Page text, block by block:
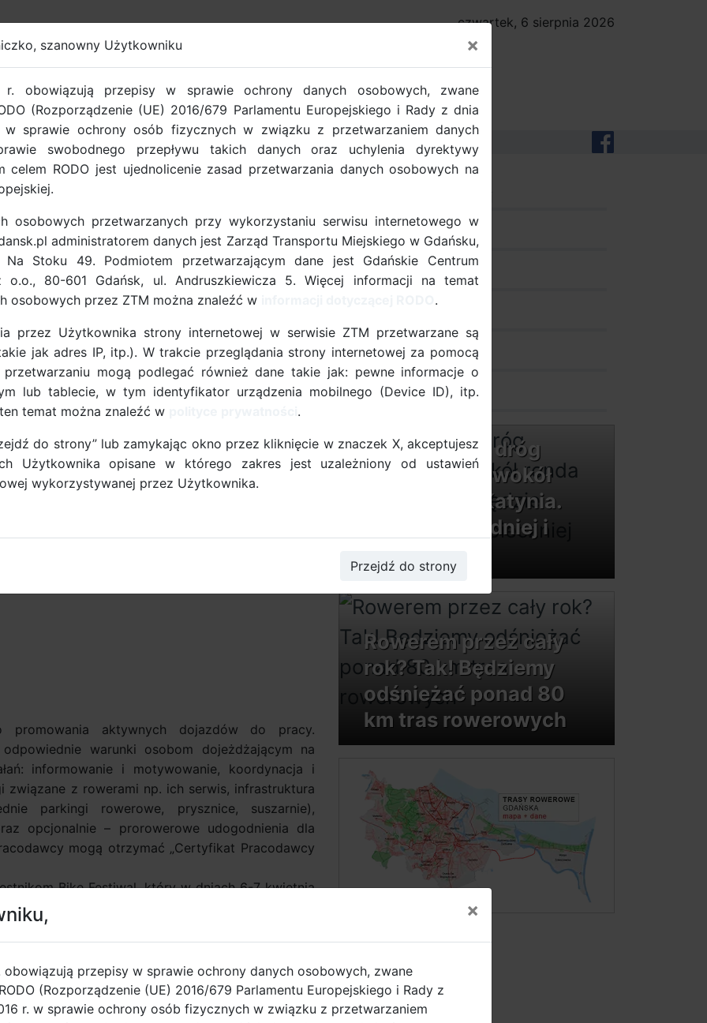
GDAŃSK
czwartek, 6 sierpnia 2026
-
w projekcie
mobilność, adresowane do
firm startują już kwietniu. Jest to
cities.multimodal - System transportu
niskoemisyjnej. Działania
Pasmo Usługowe czyli obszar
Śródmieściu.
mobilność, adresowane do gdańskich szkół,
Jest to możliwe dzięki realizacji projektu
miejskiego w transformacji ku mobilności
Centrale Pasmo Usługowe czyli obszar
promowania aktywnych dojazdów do pracy.
warunki osobom dojeżdżającym na
informowanie i motywowanie, koordynacja i
związane z rowerami np. ich serwis, infrastruktura
parkingi rowerowe, prysznice, suszarnie),
opcjonalnie – prorowerowe udogodnienia dla
mogą otrzymać „Certyfikat Pracodawcy
Bike Festiwal, który w dniach 6-7 kwietnia
Konferencyjnym AmberExpo w Gdańsku.
pracodawca wypełnia ankietę dotyczącą
czy ma szansę na uzyskanie certyfikatu, na
brązowym;
pomiary ruchu
dokumenty
zamów stojak
kontakt
Trwa remont dróg
rowerowych wokół
ronda Ofiar Katynia.
Będzie wygodniej i
Rowerem przez cały
rok? Tak! Będziemy
odśnieżać ponad 80
km tras rowerowych
szanowny Użytkowniku ×
obowiązują przepisy w sprawie ochrony danych osobowych, zwane
(Rozporządzenie (UE) 2016/679 Parlamentu Europejskiego i Rady z dnia
sprawie ochrony osób fizycznych w związku z przetwarzaniem danych
swobodnego przepływu takich danych oraz uchylenia dyrektywy
celem RODO jest ujednolicenie zasad przetwarzania danych osobowych na
osobowych przetwarzanych przy wykorzystaniu serwisu internetowego w
administratorem danych jest Zarząd Transportu Miejskiego w Gdańsku,
Stoku 49. Podmiotem przetwarzającym dane jest Gdańskie Centrum
o.o., 80-601 Gdańsk, ul. Andruszkiewicza 5. Więcej informacji na temat
osobowych przez ZTM można znaleźć w
.
przez Użytkownika strony internetowej w serwisie ZTM przetwarzane są
jak adres IP, itp.). W trakcie przeglądania strony internetowej za pomocą
przetwarzaniu mogą podlegać również dane takie jak: pewne informacje o
lub tablecie, w tym identyfikator urządzenia mobilnego (Device ID), itp.
temat można znaleźć w
.
do strony” lub zamykając okno przez kliknięcie w znaczek X, akceptujesz
Użytkownika opisane w którego zakres jest uzależniony od ustawień
wykorzystywanej przez Użytkownika.
Przejdź do strony
×
obowiązują przepisy w sprawie ochrony danych osobowych, zwane
(Rozporządzenie (UE) 2016/679 Parlamentu Europejskiego i Rady z
r. w sprawie ochrony osób fizycznych w związku z przetwarzaniem